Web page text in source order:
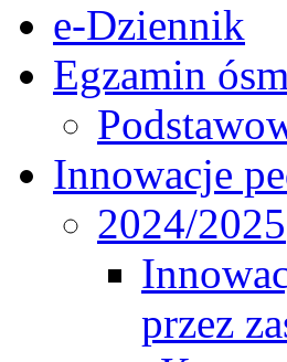
e-Dziennik
Egzamin
Innowacje
2024/2025
przez